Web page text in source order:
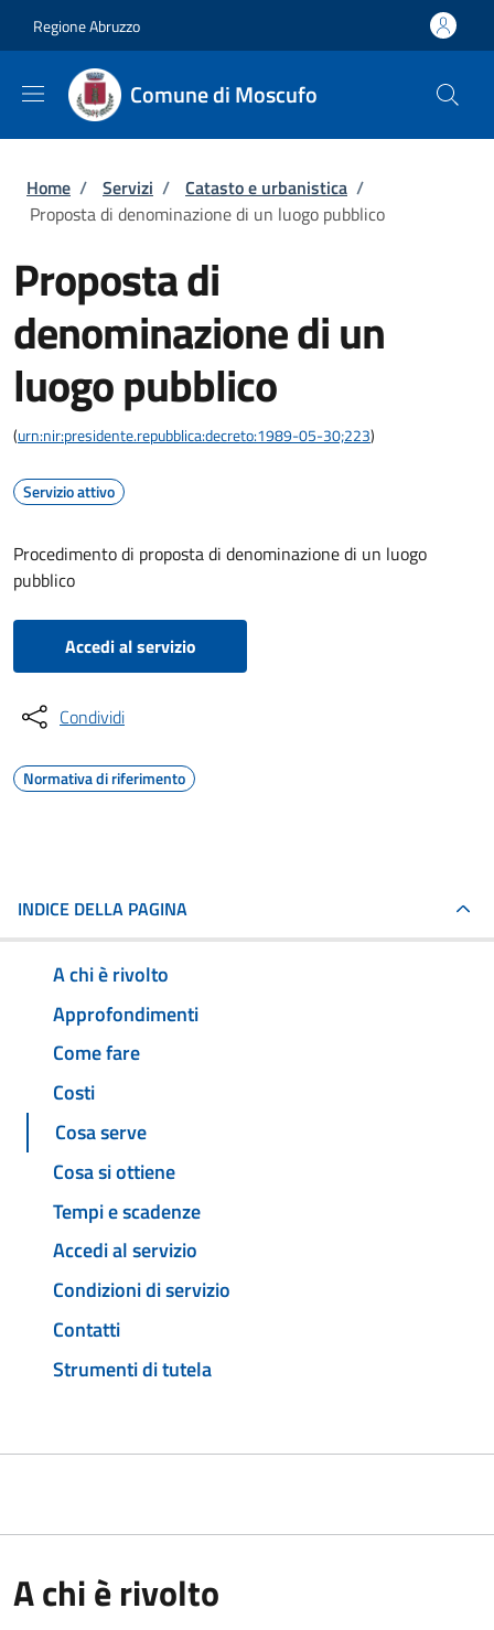
Regione Abruzzo
Comune di Moscufo
Briciole di pane
Home / Servizi / Catasto e urbanistica /
Proposta di denominazione di un luogo pubblico
Proposta di
denominazione di un
luogo pubblico
(urn:nir:presidente.repubblica:decreto:1989-05-30;223)
Servizio attivo
Procedimento di proposta di denominazione di un luogo
pubblico
Accedi al servizio
Condividi
Normativa di riferimento
INDICE DELLA PAGINA
A chi è rivolto
Approfondimenti
Come fare
Costi
Cosa serve
Cosa si ottiene
Tempi e scadenze
Accedi al servizio
Condizioni di servizio
Contatti
Strumenti di tutela
A chi è rivolto